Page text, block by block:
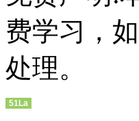
费学习，
处理。
51La